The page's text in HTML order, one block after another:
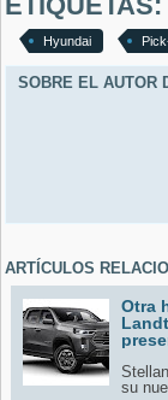
Hyundai
SOBRE EL AUTOR
ARTÍCULOS
Otra
su